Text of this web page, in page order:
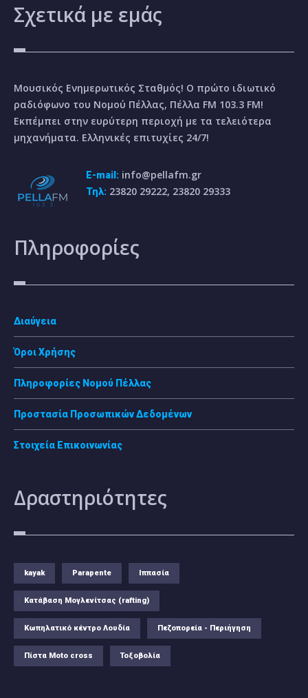
Σχετικά με εμάς
Μουσικός Ενημερωτικός Σταθμός! Ο πρώτο ιδιωτικό
ραδιόφωνο του Νομού Πέλλας, Πέλλα FM 103.3 FM!
Εκπέμπει στην ευρύτερη περιοχή με τα τελειότερα
μηχανήματα. Ελληνικές επιτυχίες 24/7!
E-mail: info@pellafm.gr
Τηλ: 23820 29222, 23820 29333
Πληροφορίες
Διαύγεια
Όροι Χρήσης
Πληροφορίες Νομού Πέλλας
Προστασία Προσωπικών Δεδομένων
Στοιχεία Επικοινωνίας
Δραστηριότητες
kayak Parapente Ιππασία
Κατάβαση Μογλενίτσας (rafting)
Κωπηλατικό κέντρο Λουδία Πεζοπορεία - Περιήγηση
Πίστα Moto cross Τοξοβολία